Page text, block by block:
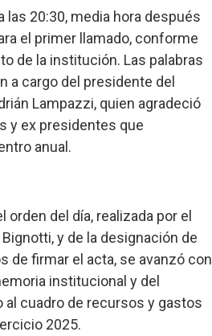
las 20:30, media hora después
el primer llamado, conforme
de la institución. Las palabras
a cargo del presidente del
Lampazzi, quien agradeció
y ex presidentes que
anual.
orden del día, realizada por el
y de la designación de
de firmar el acta, se avanzó con
institucional y del
al cuadro de recursos y gastos
2025.